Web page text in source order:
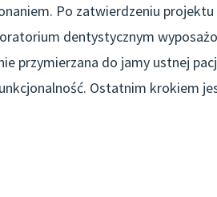
Po zatwierdzeniu
dentystycznym
przymierzana do jamy ustnej
Ostatnim krokiem